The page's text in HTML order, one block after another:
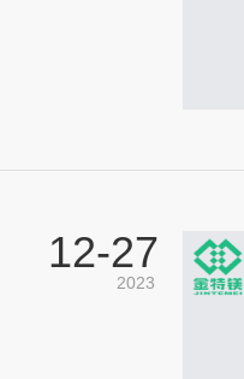
12-27
2023